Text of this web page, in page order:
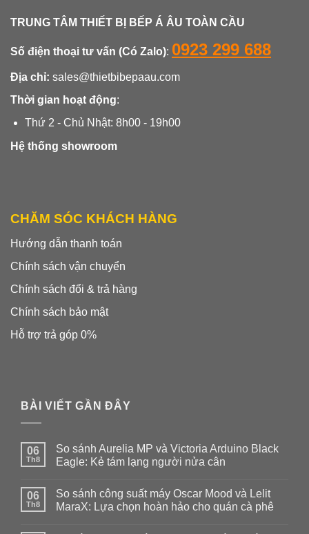
TRUNG TÂM THIẾT BỊ BẾP Á ÂU TOÀN CẦU
Số điện thoại tư vấn (Có Zalo): 0923 299 688
Địa chỉ: sales@thietbibepaau.com
Thời gian hoạt động:
Thứ 2 - Chủ Nhật: 8h00 - 19h00
Hệ thống showroom
CHĂM SÓC KHÁCH HÀNG
Hướng dẫn thanh toán
Chính sách vận chuyển
Chính sách đổi & trả hàng
Chính sách bảo mật
Hỗ trợ trả góp 0%
BÀI VIẾT GẦN ĐÂY
06
Th8
So sánh Aurelia MP và Victoria Arduino Black
Eagle: Kẻ tám lạng người nửa cân
bình
luận
ở
06
Th8
So sánh công suất máy Oscar Mood và Lelit
MaraX: Lựa chọn hoàn hảo cho quán cà phê